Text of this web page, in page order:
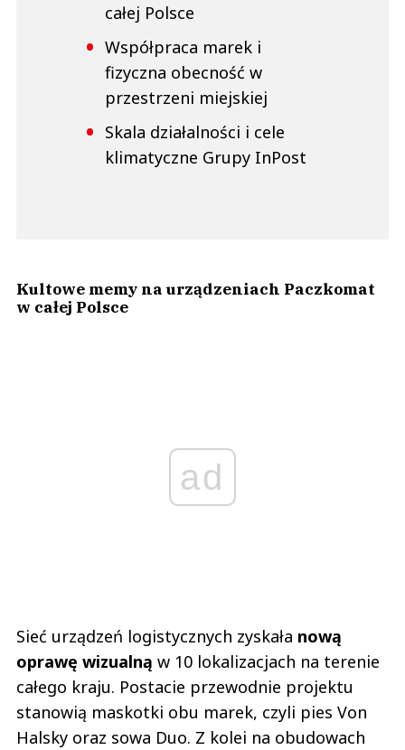
całej Polsce
Współpraca marek i
fizyczna obecność w
przestrzeni miejskiej
Skala działalności i cele
klimatyczne Grupy InPost
Kultowe memy na urządzeniach Paczkomat
w całej Polsce
ad
Sieć urządzeń logistycznych zyskała nową
oprawę wizualną w 10 lokalizacjach na terenie
całego kraju. Postacie przewodnie projektu
stanowią maskotki obu marek, czyli pies Von
Halsky oraz sowa Duo. Z kolei na obudowach